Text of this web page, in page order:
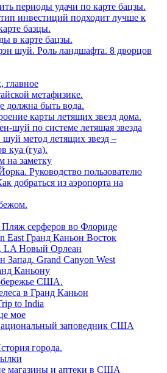
периоды удачи по карте бацзы.
инвестиций подходит лучше к
базцы.
в карте бацзы.
шуй. Роль ландшафта. 8 дворцов
главное
метафизике.
должна быть вода.
карты летящих звезд дома.
шуй по системе летящая звезда
метод летящих звезд –
куа (гуа).
на заметку
Руководство пользователю
добраться из аэропорта на
Пляж серферов во Флориде
East Гранд Каньон Восток
LA Новый Орлеан
Запад. Grand Canyon West
Каньону
США.
в Гранд Каньон
to India
мое
заповедник США
города.
магазины и аптеки в США